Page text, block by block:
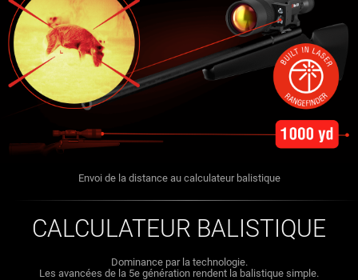
Envoi de la distance au calculateur balistique
CALCULATEUR BALISTIQUE
Dominance par la technologie.
Les avancées de la 5e génération rendent la balistique simple.